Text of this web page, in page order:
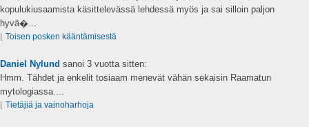
kopulukiusaamista käsittelevässä lehdessä myös ja sai silloin paljon
hyvä�...
⌊ Toisen posken kääntämisestä
Daniel Nylund sanoi 3 vuotta sitten:
Hmm. Tähdet ja enkelit tosiaam menevät vähän sekaisin Raamatun
mytologiassa....
⌊ Tietäjiä ja vainoharhoja